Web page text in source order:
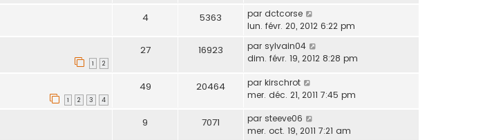
4 5363 par dctcorse
lun. févr. 20, 2012 6:22 pm
1 2
27 16923 par sylvain04
dim. févr. 19, 2012 8:28 pm
1 2 3 4
49 20464 par kirschrot
mer. déc. 21, 2011 7:45 pm
9 7071 par steeve06
mer. oct. 19, 2011 7:21 am